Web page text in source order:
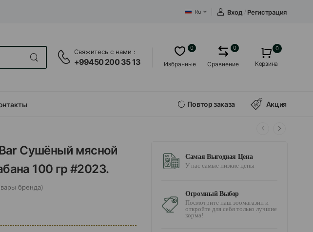
Ru Вход / Регистрация
Свяжитесь с нами :
+99450 200 35 13 Избранные
0
Сравнение
0 0
Корзина
Повтор заказа Акция
Сушёный мясной
100 гр #2023.
бренда)
Самая Выгодная Цена
У нас самые низкие цены
Огромный Выбор
Посмотрите наш зоомагазин и
откройте для себя только лучшие
корма!